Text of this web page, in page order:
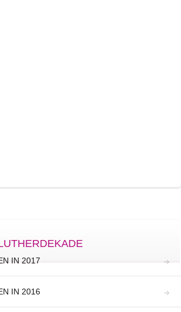
IN 2017
IN 2016